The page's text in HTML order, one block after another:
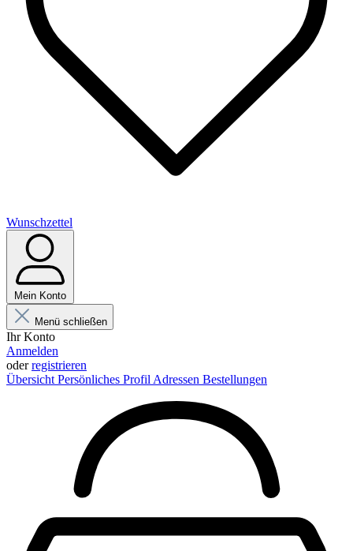
Wunschzettel
Mein Konto
Menü schließen
Ihr Konto
Anmelden
oderregistrieren
Übersicht Persönliches Profil Adressen Bestellungen